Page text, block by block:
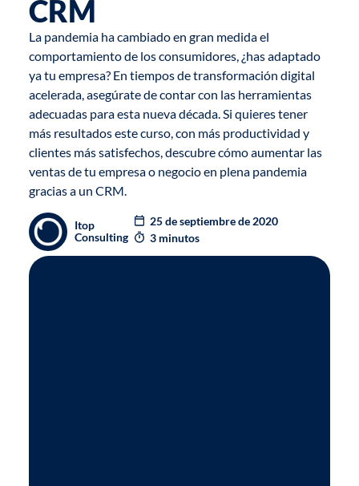
CRM
La pandemia ha cambiado en gran medida el
comportamiento de los consumidores, ¿has adaptado
ya tu empresa? En tiempos detransformación digital
acelerada, asegúrate de contar con las herramientas
adecuadas para esta nueva década. Si quieres tener
más resultados este curso, con más productividad y
clientes más satisfechos, descubre cómo aumentar las
ventas de tu empresa o negocio en plena pandemia
gracias a un CRM.
Itop
Consulting
25 de septiembre de 2020
3 minutos